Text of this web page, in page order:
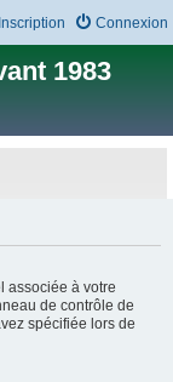
Connexion
Inscription
1983
associée à votre
de contrôle de
spécifiée lors de